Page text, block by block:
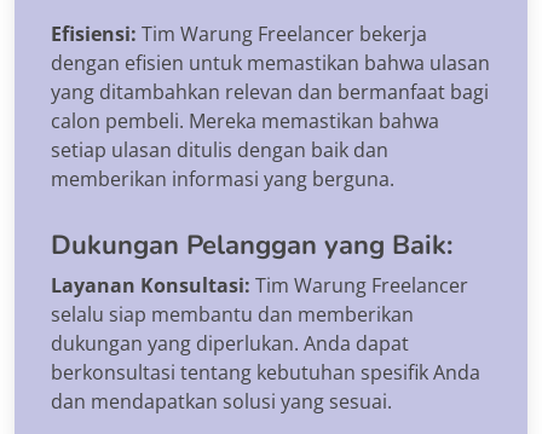
Efisiensi: Tim Warung Freelancer bekerja
dengan efisien untuk memastikan bahwa ulasan
yang ditambahkan relevan dan bermanfaat bagi
calon pembeli. Mereka memastikan bahwa
setiap ulasan ditulis dengan baik dan
memberikan informasi yang berguna.
Dukungan Pelanggan yang Baik:
Layanan Konsultasi: Tim Warung Freelancer
selalu siap membantu dan memberikan
dukungan yang diperlukan. Anda dapat
berkonsultasi tentang kebutuhan spesifik Anda
dan mendapatkan solusi yang sesuai.